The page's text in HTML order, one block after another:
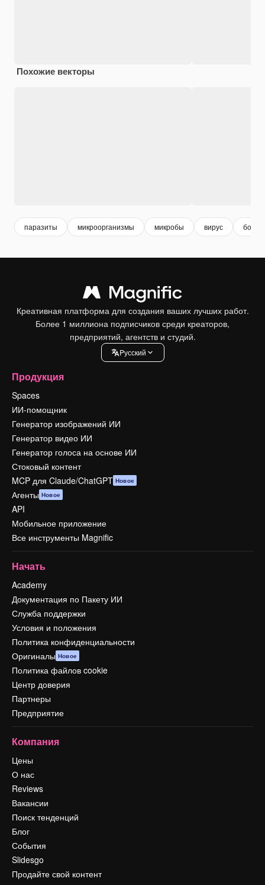
Похожие векторы
паразиты микроорганизмы микробы вирус
Креативная платформа для создания ваших лучших работ.
Более 1 миллиона подписчиков среди креаторов,
предприятий, агентств и студий.
Pусский
Продукция
Spaces
ИИ-помощник
Генератор изображений ИИ
Генератор видео ИИ
Генератор голоса на основе ИИ
Стоковый контент
MCP для Claude/ChatGPT Новое
Агенты Новое
API
Мобильное приложение
Все инструменты Magnific
Начать
Academy
Документация по Пакету ИИ
Служба поддержки
Условия и положения
Политика конфиденциальности
Оригиналы Новое
Политика файлов cookie
Центр доверия
Партнеры
Предприятие
Компания
Цены
О нас
Reviews
Вакансии
Поиск тенденций
Блог
События
Slidesgo
Продайте свой контент